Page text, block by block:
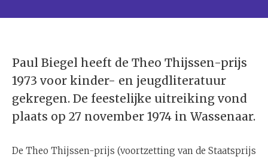
Paul Biegel heeft de Theo Thijssen-prijs
1973 voor kinder- en jeugdliteratuur
gekregen. De feestelijke uitreiking vond
plaats op 27 november 1974 in Wassenaar.
De Theo Thijssen-prijs (voortzetting van de Staatsprijs